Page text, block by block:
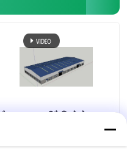
गैल्वनाइज्ड प्रीफैब्रिकेटेड